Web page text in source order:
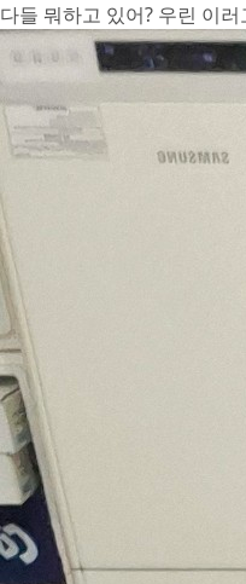
다들 뭐하고 있어? 우린 이